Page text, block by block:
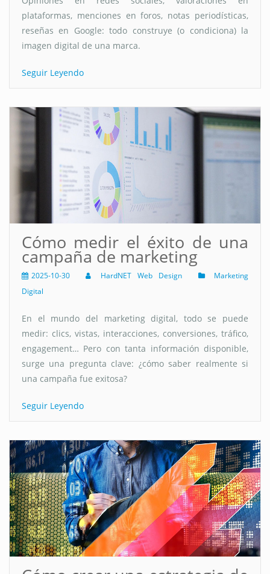
plataformas, menciones en foros, notas periodísticas,
reseñas en Google: todo construye (o condiciona) la
imagen digital de una marca.
Seguir Leyendo
Cómo medir el éxito de una
campaña de marketing
2025-10-30 HardNET Web Design
Marketing
Digital
En el mundo del marketing digital, todo se puede
medir: clics, vistas, interacciones, conversiones, tráfico,
engagement… Pero con tanta información disponible,
surge una pregunta clave: ¿cómo saber realmente si
una campaña fue exitosa?
Seguir Leyendo